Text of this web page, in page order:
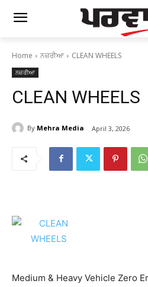
Home ਨਜ਼ਰੀਆ CLEAN WHEELS
ਨਜ਼ਰੀਆ
CLEAN WHEELS
By Mehra Media April 3, 2026
Medium & Heavy Vehicle Zero